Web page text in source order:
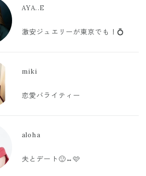
AYA..E
激安ジュエリーが東京でも！💍
miki
恋愛バライティー
aloha
夫とデート🙂‍↔️🩷